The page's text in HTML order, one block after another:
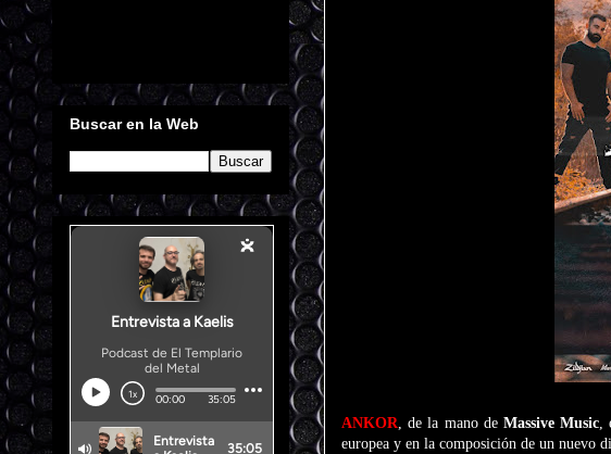
ANKOR, de la mano de Massive Music,
europea y en la composición de un nuevo
Buscar en la Web